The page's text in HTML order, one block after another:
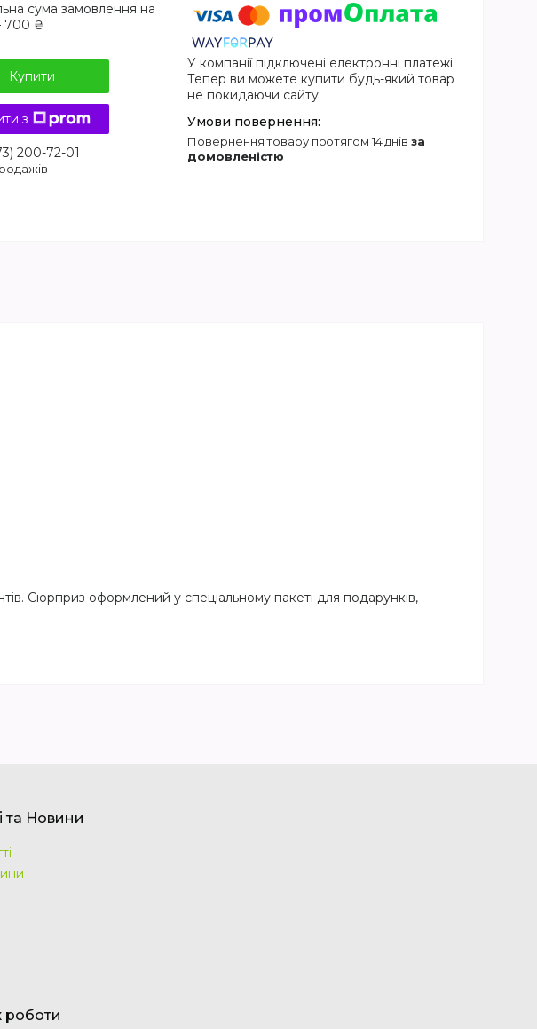
сума замовлення на
700 ₴
Купити
з
200-72-01
У компанії підключені електронні платежі.
Тепер ви можете купити будь-який товар
не покидаючи сайту.
повернення товару протягом 14 днів за
домовленістю
Сюрприз оформлений у спеціальному пакеті для подарунків,
та Новини
роботи